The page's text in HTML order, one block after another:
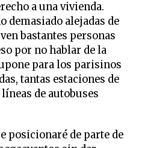
a una vivienda.
demasiado alejadas de
bastantes personas
por no hablar de la
para los parisinos
tantas estaciones de
de autobuses
posicionaré de parte de